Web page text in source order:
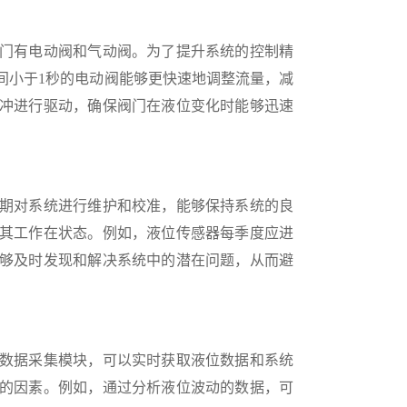
电动阀和气动阀。为了提升系统的控制精
于1秒的电动阀能够更快速地调整流量，减
进行驱动，确保阀门在液位变化时能够迅速
系统进行维护和校准，能够保持系统的良
工作在状态。例如，液位传感器每季度应进
及时发现和解决系统中的潜在问题，从而避
采集模块，可以实时获取液位数据和系统
因素。例如，通过分析液位波动的数据，可